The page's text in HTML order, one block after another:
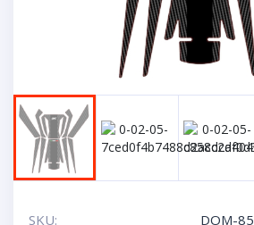
SKU:
DOM-85